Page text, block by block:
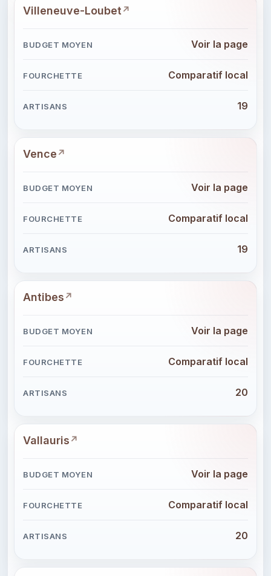
Villeneuve-Loubet
Voir la page
Comparatif local
19
Vence
Voir la page
Comparatif local
19
Antibes
Voir la page
Comparatif local
20
Vallauris
Voir la page
Comparatif local
20